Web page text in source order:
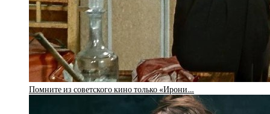
Помните из советского кино только «Ирони…